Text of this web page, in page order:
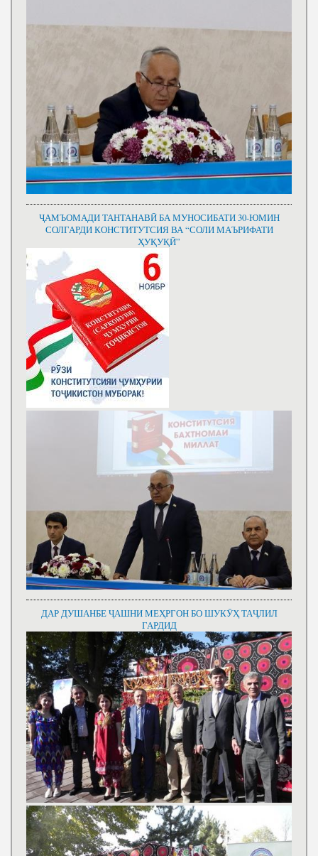
ҶАМЪОМАДИ ТАНТАНАВӢ БА МУНОСИБАТИ 30-ЮМИН
СОЛГАРДИ КОНСТИТУТСИЯ ВА “СОЛИ МАЪРИФАТИ
ҲУҚУҚӢ”
ДАР ДУШАНБЕ ҶАШНИ МЕҲРГОН БО ШУКӮҲ ТАҶЛИЛ
ГАРДИД